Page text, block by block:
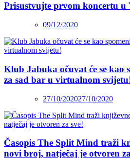
Prisustvujte prvom koncertu
09/12/2020
Klub Jabuka očuvat će se kao
za sad bar u virtualnom
27/10/202027/10/2020
Časopis The Split Mind traži
novi broj, natječaj je otvoren